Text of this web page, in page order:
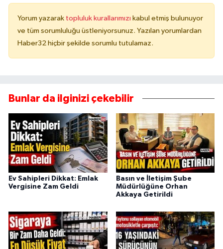
Yorum yazarak topluluk kurallarımızı kabul etmiş bulunuyor
ve tüm sorumluluğu üstleniyorsunuz. Yazılan yorumlardan
Haber32 hiçbir şekilde sorumlu tutulamaz.
Bunlar da ilginizi çekebilir
Ev Sahipleri Dikkat: Emlak
Vergisine Zam Geldi
Basın ve İletişim Şube
Müdürlüğüne Orhan
Akkaya Getirildi